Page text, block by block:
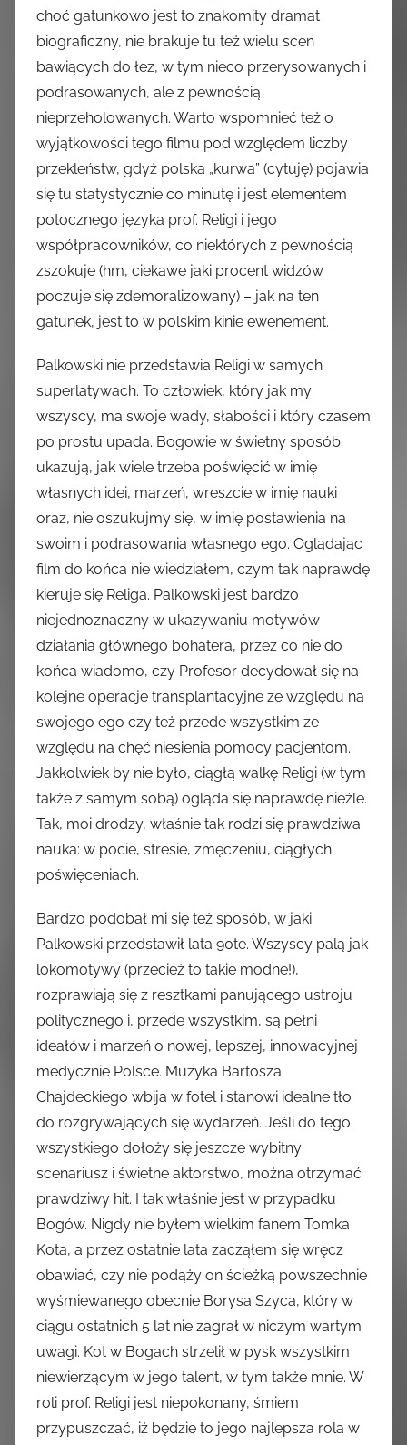
choć gatunkowo jest to znakomity dramat
biograficzny, nie brakuje tu też wielu scen
bawiących do łez, w tym nieco przerysowanych i
podrasowanych, ale z pewnością
nieprzeholowanych. Warto wspomnieć też o
wyjątkowości tego filmu pod względem liczby
przekleństw, gdyż polska „kurwa” (cytuję) pojawia
się tu statystycznie co minutę i jest elementem
potocznego języka prof. Religi i jego
współpracowników, co niektórych z pewnością
zszokuje (hm, ciekawe jaki procent widzów
poczuje się zdemoralizowany) – jak na ten
gatunek, jest to w polskim kinie ewenement.
Palkowski nie przedstawia Religi w samych
superlatywach. To człowiek, który jak my
wszyscy, ma swoje wady, słabości i który czasem
po prostu upada. Bogowie w świetny sposób
ukazują, jak wiele trzeba poświęcić w imię
własnych idei, marzeń, wreszcie w imię nauki
oraz, nie oszukujmy się, w imię postawienia na
swoim i podrasowania własnego ego. Oglądając
film do końca nie wiedziałem, czym tak naprawdę
kieruje się Religa. Palkowski jest bardzo
niejednoznaczny w ukazywaniu motywów
działania głównego bohatera, przez co nie do
końca wiadomo, czy Profesor decydował się na
kolejne operacje transplantacyjne ze względu na
swojego ego czy też przede wszystkim ze
względu na chęć niesienia pomocy pacjentom.
Jakkolwiek by nie było, ciągłą walkę Religi (w tym
także z samym sobą) ogląda się naprawdę nieźle.
Tak, moi drodzy, właśnie tak rodzi się prawdziwa
nauka: w pocie, stresie, zmęczeniu, ciągłych
poświęceniach.
Bardzo podobał mi się też sposób, w jaki
Palkowski przedstawił lata 90te. Wszyscy palą jak
lokomotywy (przecież to takie modne!),
rozprawiają się z resztkami panującego ustroju
politycznego i, przede wszystkim, są pełni
ideałów i marzeń o nowej, lepszej, innowacyjnej
medycznie Polsce. Muzyka Bartosza
Chajdeckiego wbija w fotel i stanowi idealne tło
do rozgrywających się wydarzeń. Jeśli do tego
wszystkiego dołoży się jeszcze wybitny
scenariusz i świetne aktorstwo, można otrzymać
prawdziwy hit. I tak właśnie jest w przypadku
Bogów. Nigdy nie byłem wielkim fanem Tomka
Kota, a przez ostatnie lata zacząłem się wręcz
obawiać, czy nie podąży on ścieżką powszechnie
wyśmiewanego obecnie Borysa Szyca, który w
ciągu ostatnich 5 lat nie zagrał w niczym wartym
uwagi. Kot w Bogach strzelił w pysk wszystkim
niewierzącym w jego talent, w tym także mnie. W
roli prof. Religi jest niepokonany, śmiem
przypuszczać, iż będzie to jego najlepsza rola w